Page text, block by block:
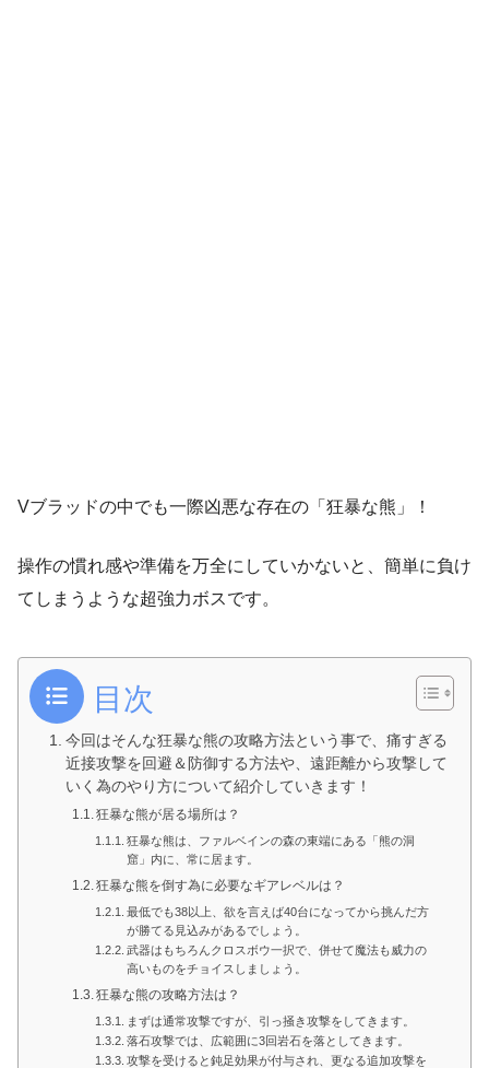
Vブラッドの中でも一際凶悪な存在の「狂暴な熊」！
操作の慣れ感や準備を万全にしていかないと、簡単に負け
てしまうような超強力ボスです。
目次
今回はそんな狂暴な熊の攻略方法という事で、痛すぎる
近接攻撃を回避＆防御する方法や、遠距離から攻撃して
いく為のやり方について紹介していきます！
狂暴な熊が居る場所は？
狂暴な熊は、ファルベインの森の東端にある「熊の洞
窟」内に、常に居ます。
狂暴な熊を倒す為に必要なギアレベルは？
最低でも38以上、欲を言えば40台になってから挑んだ方
が勝てる見込みがあるでしょう。
武器はもちろんクロスボウ一択で、併せて魔法も威力の
高いものをチョイスしましょう。
狂暴な熊の攻略方法は？
まずは通常攻撃ですが、引っ掻き攻撃をしてきます。
落石攻撃では、広範囲に3回岩石を落としてきます。
攻撃を受けると鈍足効果が付与され、更なる追加攻撃を